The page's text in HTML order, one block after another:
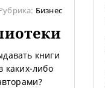
Бизнес
книги
каких-либо